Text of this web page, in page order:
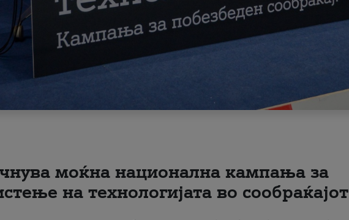
моќна национална кампања за
на технологијата во сообраќајот